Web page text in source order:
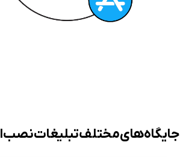
جایگاه‌های مختلف تبلیغات نصب